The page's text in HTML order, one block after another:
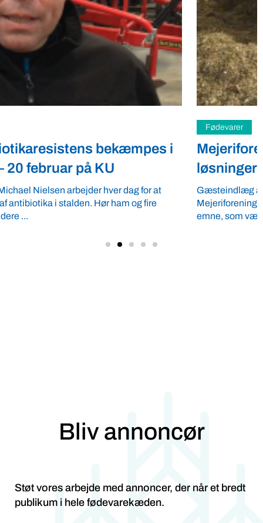
Mejeriforeningen: Lad os finde
løsninger i fællesskab
Gæsteindlæg af Jørgen Hald Christensen, direktør i
Mejeriforeningen. Fremtidens bæredygtige fødevarer er et
emne, som vækker mange reaktioner og følelser. ...
Bliv annoncør
Støt vores arbejde med annoncer, der når et bredt
publikum i hele fødevarekæden.